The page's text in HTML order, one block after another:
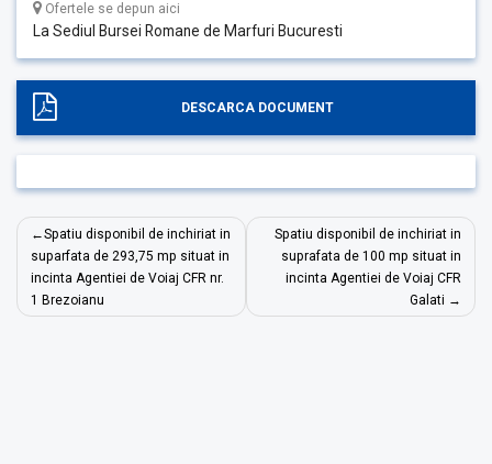
Ofertele se depun aici
La Sediul Bursei Romane de Marfuri Bucuresti
DESCARCA DOCUMENT
Navigare
în
articole
Spatiu disponibil de inchiriat in
suparfata de 293,75 mp situat in
incinta Agentiei de Voiaj CFR nr.
1 Brezoianu
Spatiu disponibil de inchiriat in
suprafata de 100 mp situat in
incinta Agentiei de Voiaj CFR
Galati